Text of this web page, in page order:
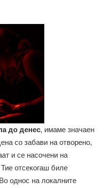
до денес, имаме значаен
со забави на отворено,
и се насочени на
отсекогаш биле
однос на локалните